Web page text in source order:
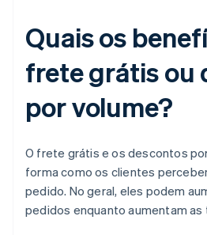
Quais os
frete grátis ou
por volume?
O frete grátis e os descontos
forma como os clientes
pedido. No geral, eles podem
pedidos enquanto aumentam as